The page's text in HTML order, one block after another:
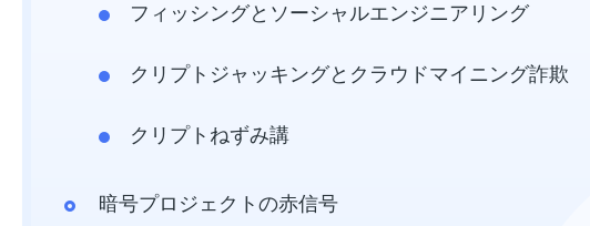
フィッシングとソーシャルエンジニアリング
クリプトジャッキングとクラウドマイニング詐欺
クリプトねずみ講
暗号プロジェクトの赤信号